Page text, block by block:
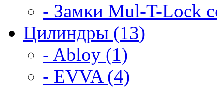
- Замки Mul-T-Lock
Цилиндры (13)
- Abloy (1)
- EVVA (4)